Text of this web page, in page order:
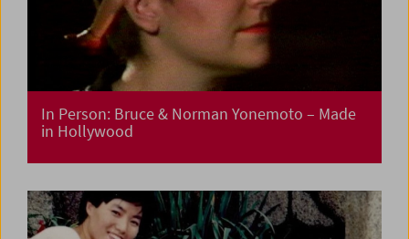
In Person: Bruce & Norman Yonemoto – Made
in Hollywood